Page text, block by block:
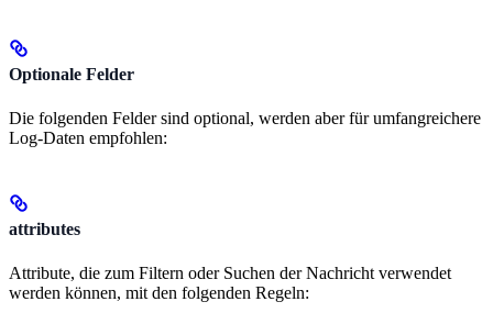
Optionale Felder
Die folgenden Felder sind optional, werden aber für umfangreichere
Log-Daten empfohlen:
attributes
Attribute, die zum Filtern oder Suchen der Nachricht verwendet
werden können, mit den folgenden Regeln: